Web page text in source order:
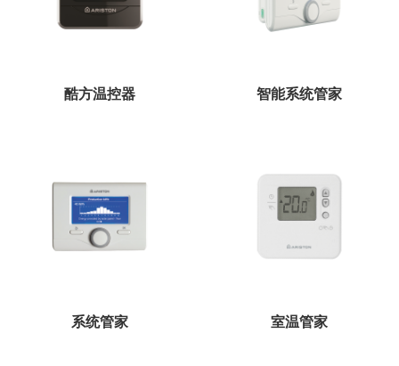
酷方温控器 智能系统管家
系统管家 室温管家